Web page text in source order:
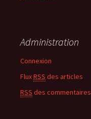
Administration
Connexion
FluxRSS des articles
RSS des commentaires